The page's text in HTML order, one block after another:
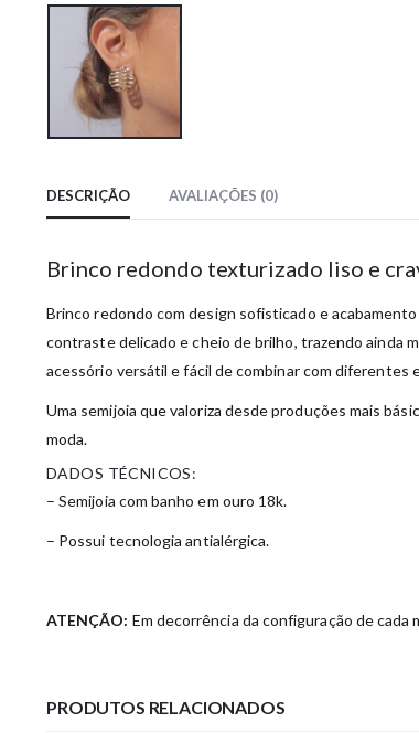
DESCRIÇÃO AVALIAÇÕES (0)
Brinco redondo texturizado liso e
Brinco redondo com design sofisticado e
contraste delicado e cheio de brilho, trazendo ainda
acessório versátil e fácil de combinar com diferentes
Uma semijoia que valoriza desde produções mais
moda.
DADOS TÉCNICOS:
– Semijoia com banho em ouro 18k.
– Possui tecnologia antialérgica.
ATENÇÃO: Em decorrência da configuração de
PRODUTOS RELACIONADOS